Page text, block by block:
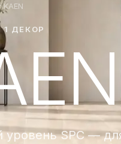
›KAEN
1 ДЕКОР
уровень SPC —